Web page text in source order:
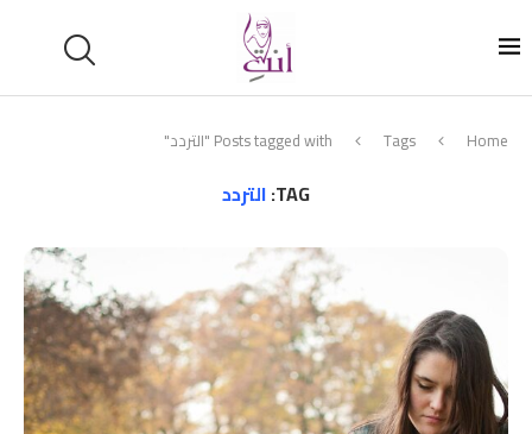
Home
Tags Posts tagged with "التردد"
TAG: التردد